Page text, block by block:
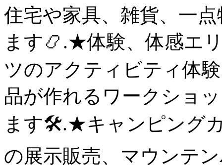
住宅や家具、雑貨、一
ます📿.★体験、体感エ
ツのアクティビティ体
品が作れるワークショ
ます🛠.★キャンピング
の展示販売、マウンテ